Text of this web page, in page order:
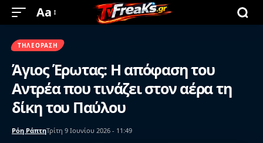
Aa
ΤΗΛΕΌΡΑΣΗ
Άγιος Έρωτας: Η απόφαση του
Αντρέα που τινάζει στον αέρα τη
δίκη του Παύλου
Ρόη ΡάπτηΤρίτη 9 Ιουνίου 2026 - 11:49